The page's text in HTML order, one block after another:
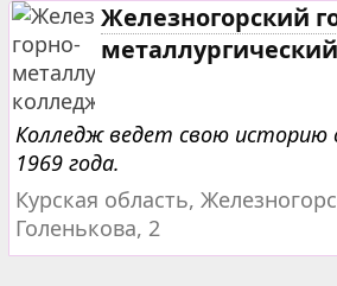
Железногорский
Колледж ведет свою историю
1969 года.
Курская область,
Голенькова, 2